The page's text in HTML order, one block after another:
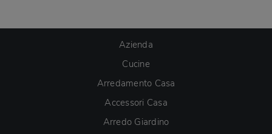
Azienda
Cucine
Arredamento Casa
Accessori Casa
Arredo Giardino